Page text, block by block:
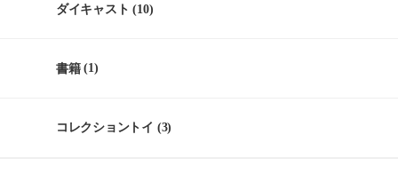
ダイキャスト (10)
書籍(1)
コレクショントイ (3)